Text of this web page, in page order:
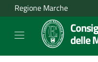
Regione Marche
delle